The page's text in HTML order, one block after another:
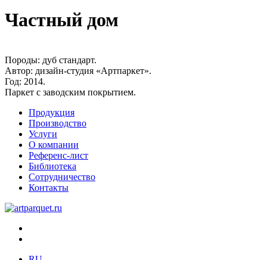
Частный дом
Породы: дуб стандарт.
Автор: дизайн-студия «Артпаркет».
Год: 2014.
Паркет с заводским покрытием.
Продукция
Производство
Услуги
О компании
Референс-лист
Библиотека
Сотрудничество
Контакты